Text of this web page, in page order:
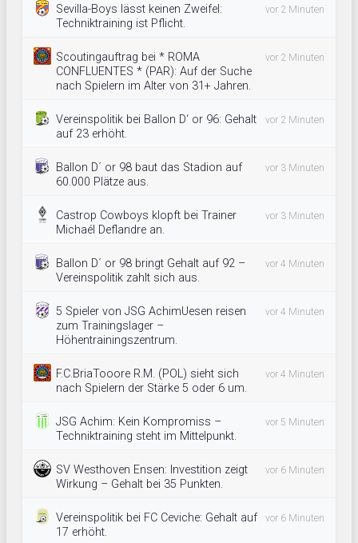
Sevilla-Boys lässt keinen Zweifel:
Techniktraining ist Pflicht.
vor 2 Minuten
Scoutingauftrag bei * ROMA
CONFLUENTES * (PAR): Auf der Suche
nach Spielern im Alter von 31+ Jahren.
vor 2 Minuten
Vereinspolitik bei Ballon D‘ or 96: Gehalt
auf 23 erhöht.
vor 2 Minuten
Ballon D´ or 98 baut das Stadion auf
60.000 Plätze aus.
vor 3 Minuten
Castrop Cowboys klopft bei Trainer
Michaél Deflandre an.
vor 3 Minuten
Ballon D´ or 98 bringt Gehalt auf 92 –
Vereinspolitik zahlt sich aus.
vor 4 Minuten
5 Spieler von JSG AchimUesen reisen
zum Trainingslager –
Höhentrainingszentrum.
vor 4 Minuten
F.C.BriaTooore R.M. (POL) sieht sich
nach Spielern der Stärke 5 oder 6 um.
vor 4 Minuten
JSG Achim: Kein Kompromiss –
Techniktraining steht im Mittelpunkt.
vor 5 Minuten
SV Westhoven Ensen: Investition zeigt
Wirkung – Gehalt bei 35 Punkten.
vor 6 Minuten
Vereinspolitik bei FC Ceviche: Gehalt auf
17 erhöht.
vor 6 Minuten